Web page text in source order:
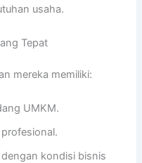
usaha.
Tepat
mereka memiliki:
UMKM.
kondisi bisnis